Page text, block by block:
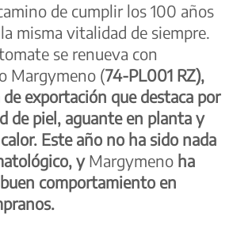
de cumplir los 100 años
misma vitalidad de siempre.
se renueva con
Margymeno (74-PL001 RZ),
exportación que destaca por
de piel, aguante en planta y
Este año no ha sido nada
yMargymeno ha
comportamiento en